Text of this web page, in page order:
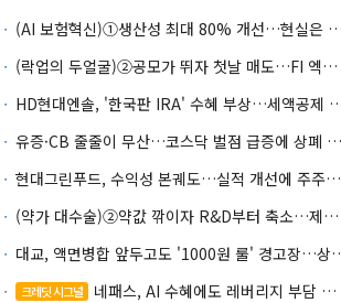
(AI 보험혁신)①생산성 최대 80%
(락업의 두얼굴)②공모가 뛰자 첫날 매도…FI 엑시트 전략 갈렸다
HD현대엔솔, '한국판 IRA' 수혜
유증·CB 줄줄이 무산…코스닥 벌점 급증에 상폐 압박
현대그린푸드, 수익성 본궤도…실적 개선에 주주환원까지
(약가 대수술)②약값 깎이자 R&D부터 축소…제약업계 비상경영 돌입
대교, 액면병합 앞두고
크레딧 시그널 네패스, AI 수혜에도 레버리지 부담 여전